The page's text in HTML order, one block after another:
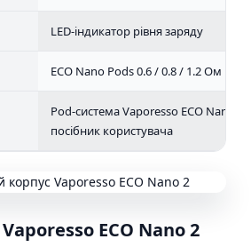
LED-індикатор рівня заряду
ECO Nano Pods 0.6 / 0.8 / 1.2 Ом
Pod-система Vaporesso ECO Nano
посібник користувача
ECO Nano 2